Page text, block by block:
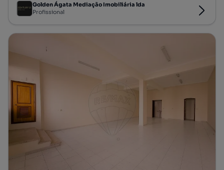
Golden Ágata Mediação Imobiliária lda
Profissional